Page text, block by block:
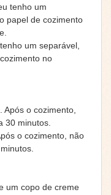
um separável,
no
o cozimento, não